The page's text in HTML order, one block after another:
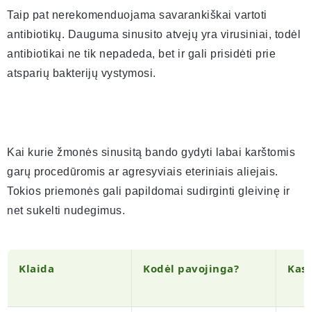
Taip pat nerekomenduojama savarankiškai vartoti
antibiotikų. Dauguma sinusito atvejų yra virusiniai, todėl
antibiotikai ne tik nepadeda, bet ir gali prisidėti prie
atsparių bakterijų vystymosi.
Kai kurie žmonės sinusitą bando gydyti labai karštomis
garų procedūromis ar agresyviais eteriniais aliejais.
Tokios priemonės gali papildomai sudirginti gleivinę ir
net sukelti nudegimus.
Klaida Kodėl pavojinga?